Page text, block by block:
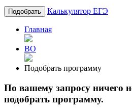
Подобрать Калькулятор ЕГЭ
Главная
ВО
Подобрать программу
По вашему запросу ничего
подобрать программу.